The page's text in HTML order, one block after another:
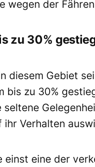
wegen der
zu 30%
diesem Gebiet
bis zu 30%
Verhalten
einst eine der